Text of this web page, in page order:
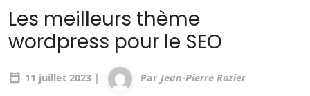
Les meilleurs thème
wordpress pour le SEO
calendar_today 11 juillet 2023 | Par Jean-Pierre Rozier